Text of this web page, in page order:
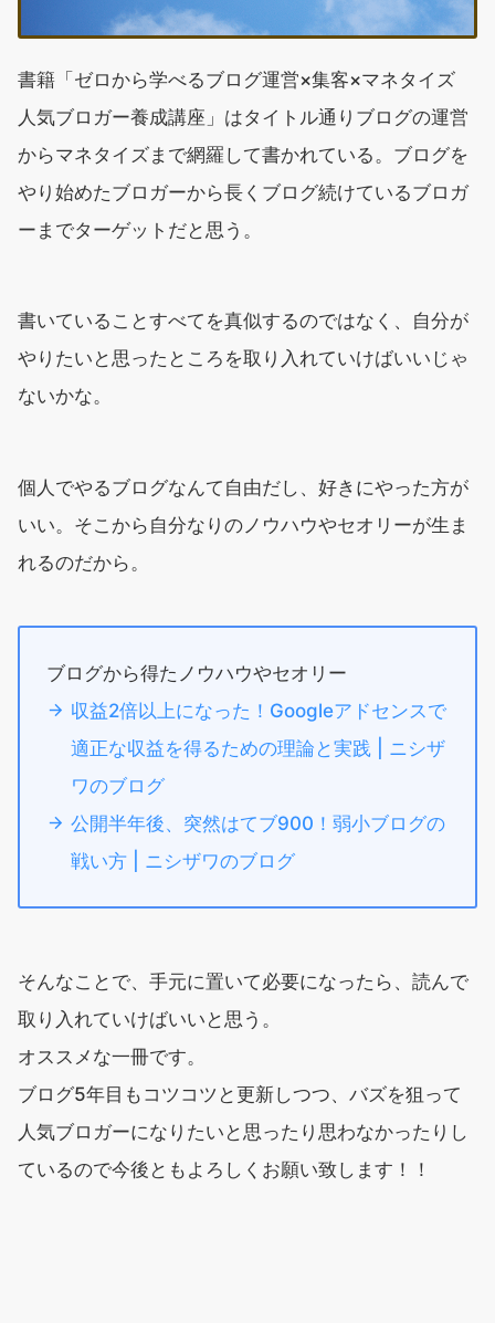
書籍「ゼロから学べるブログ運営×集客×マネタイズ
人気ブロガー養成講座」はタイトル通りブログの運営
からマネタイズまで網羅して書かれている。ブログを
やり始めたブロガーから長くブログ続けているブロガ
ーまでターゲットだと思う。
書いていることすべてを真似するのではなく、自分が
やりたいと思ったところを取り入れていけばいいじゃ
ないかな。
個人でやるブログなんて自由だし、好きにやった方が
いい。そこから自分なりのノウハウやセオリーが生ま
れるのだから。
ブログから得たノウハウやセオリー
収益2倍以上になった！Googleアドセンスで
適正な収益を得るための理論と実践 | ニシザ
ワのブログ
公開半年後、突然はてブ900！弱小ブログの
戦い方 | ニシザワのブログ
そんなことで、手元に置いて必要になったら、読んで
取り入れていけばいいと思う。
オススメな一冊です。
ブログ5年目もコツコツと更新しつつ、バズを狙って
人気ブロガーになりたいと思ったり思わなかったりし
ているので今後ともよろしくお願い致します！！